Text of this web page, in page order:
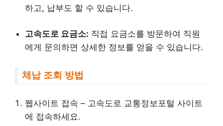
하고, 납부도 할 수 있습니다.
고속도로 요금소: 직접 요금소를 방문하여 직원
에게 문의하면 상세한 정보를 얻을 수 있습니다.
체납 조회 방법
웹사이트 접속 – 고속도로 교통정보포털 사이트
에 접속하세요.